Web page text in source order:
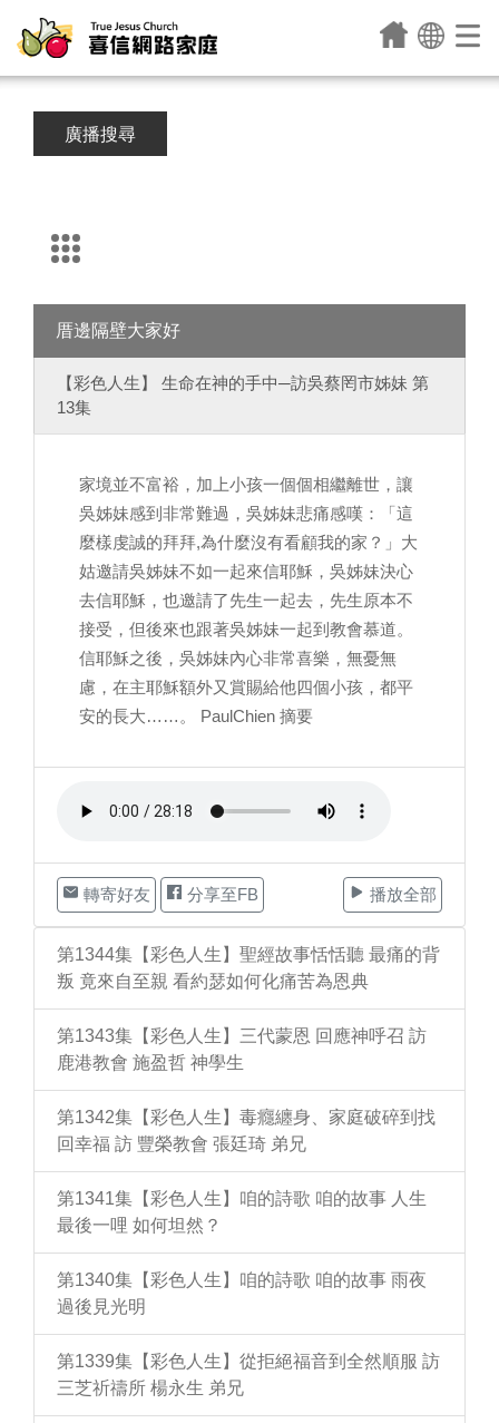
廣播搜尋
厝邊隔壁大家好
【彩色人生】 生命在神的手中─訪吳蔡罔市姊妹 第
13集
家境並不富裕，加上小孩一個個相繼離世，讓
吳姊妹感到非常難過，吳姊妹悲痛感嘆：「這
麼樣虔誠的拜拜,為什麼沒有看顧我的家？」大
姑邀請吳姊妹不如一起來信耶穌，吳姊妹決心
去信耶穌，也邀請了先生一起去，先生原本不
接受，但後來也跟著吳姊妹一起到教會慕道。
信耶穌之後，吳姊妹內心非常喜樂，無憂無
慮，在主耶穌額外又賞賜給他四個小孩，都平
安的長大……。 PaulChien 摘要
轉寄好友 分享至FB 播放全部
第1344集【彩色人生】聖經故事恬恬聽 最痛的背
叛 竟來自至親 看約瑟如何化痛苦為恩典
第1343集【彩色人生】三代蒙恩 回應神呼召 訪
鹿港教會 施盈哲 神學生
第1342集【彩色人生】毒癮纏身、家庭破碎到找
回幸福 訪 豐榮教會 張廷琦 弟兄
第1341集【彩色人生】咱的詩歌 咱的故事 人生
最後一哩 如何坦然？
第1340集【彩色人生】咱的詩歌 咱的故事 雨夜
過後見光明
第1339集【彩色人生】從拒絕福音到全然順服 訪
三芝祈禱所 楊永生 弟兄